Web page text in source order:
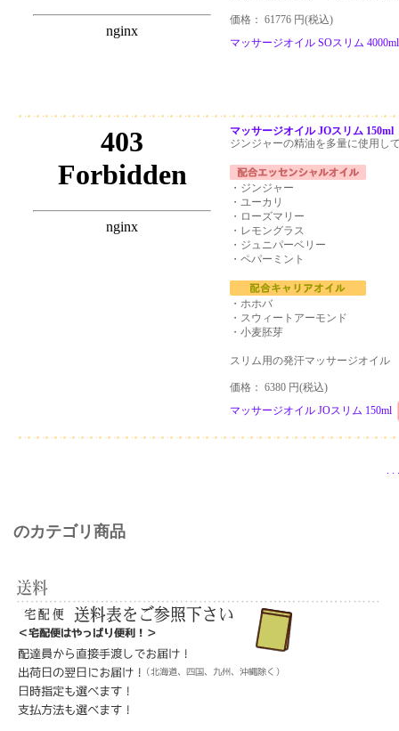
価格： 61776 円(税込)
マッサージオイル SOスリム
マッサージオイル JOスリム 150ml
ジンジャーの精油を多量に使用し
・ジンジャー
・ユーカリ
・ローズマリー
・レモングラス
・ジュニパーベリー
・ペパーミント
・ホホバ
・スウィートアーモンド
・小麦胚芽
スリム用の発汗マッサージオイル
価格： 6380 円(税込)
マッサージオイル JOスリム 150ml
. . .
のカテゴリ商品